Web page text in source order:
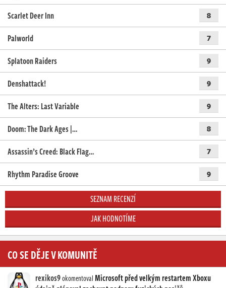
Scarlet Deer Inn
8
Palworld 7
Splatoon Raiders 9
Denshattack! 9
The Alters: Last Variable 9
Doom: The Dark Ages |… 8
Assassin’s Creed: Black Flag… 7
Rhythm Paradise Groove 9
SEZNAM RECENZÍ
JAK HODNOTÍME
CO SE DĚJE V KOMUNITĚ
rexikos9okomentovalMicrosoft před velkým restartem Xboxu